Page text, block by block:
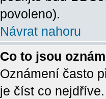
povoleno).
Návrat nahoru
Co to jsou
Oznámení často
je číst co